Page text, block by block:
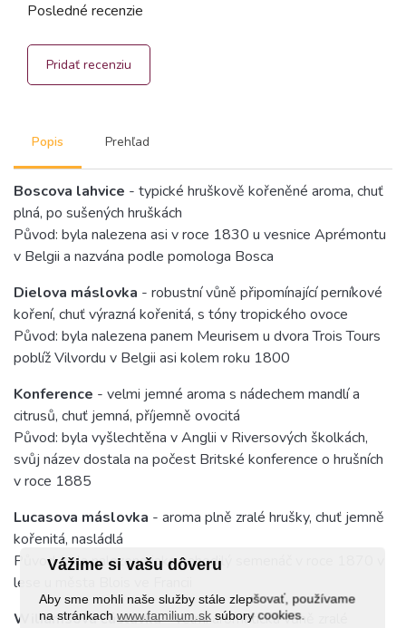
Vážime si vašu dôveru
Aby sme mohli naše služby stále zlepšovať, používame
na stránkachwww.familium.sk súbory cookies.
Popis Prehľad
Boscova lahvice - typické hruškově kořeněné aroma, chuť
plná, po sušených hruškách
Původ: byla nalezena asi v roce 1830 u vesnice Aprémontu
v Belgii a nazvána podle pomologa Bosca
Dielova máslovka - robustní vůně připomínající perníkové
koření, chuť výrazná kořenitá, s tóny tropického ovoce
Původ: byla nalezena panem Meurisem u dvora Trois Tours
poblíž Vilvordu v Belgii asi kolem roku 1800
Konference - velmi jemné aroma s nádechem mandlí a
citrusů, chuť jemná, příjemně ovocitá
Původ: byla vyšlechtěna v Anglii v Riversových školkách,
svůj název dostala na počest Britské konference o hrušních
v roce 1885
Lucasova máslovka - aroma plně zralé hrušky, chuť jemně
kořenitá, nasládlá
Původ: byla nalezena jako nahodilý semenáč v roce 1870 v
lese u města Blois ve Francii
Wiliamsova čáslavka- velmi aromatická vůně zralé
Posledné recenzie
Pridať recenziu